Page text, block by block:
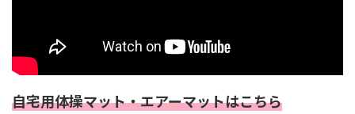
自宅用体操マット・エアーマットはこちら